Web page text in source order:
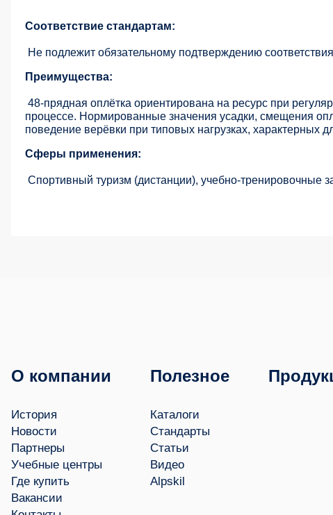
Соответствие стандартам:
Не подлежит обязательному подтверждению
Преимущества:
48-прядная оплётка ориентирована на ресурс при
процессе. Нормированные значения усадки, смещения
поведение верёвки при типовых нагрузках, характерных
Сферы применения:
Спортивный туризм (дистанции), учебно-тренировочные
О компании
История
Новости
Партнеры
Учебные центры
Где купить
Вакансии
Полезное
Каталоги
Стандарты
Статьи
Видео
Alpskil